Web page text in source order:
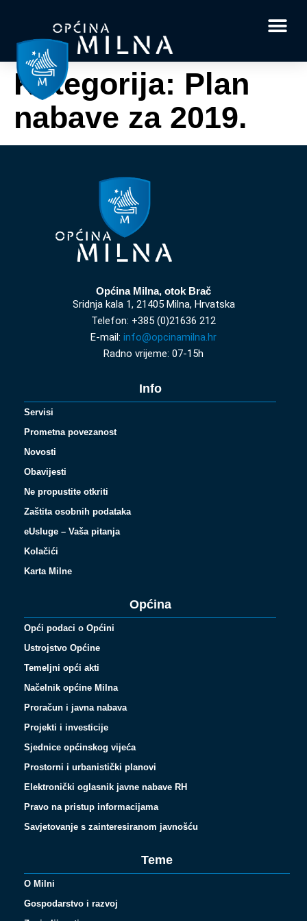
Kategorija: Plan
nabave za 2019.
Općina Milna, otok Brač
Sridnja kala 1, 21405 Milna, Hrvatska
Telefon: +385 (0)21636 212
E-mail: info@opcinamilna.hr
Radno vrijeme: 07-15h
Info
Servisi
Prometna povezanost
Novosti
Obavijesti
Ne propustite otkriti
Zaštita osobnih podataka
eUsluge – Vaša pitanja
Kolačići
Karta Milne
Općina
Opći podaci o Općini
Ustrojstvo Općine
Temeljni opći akti
Načelnik općine Milna
Proračun i javna nabava
Projekti i investicije
Sjednice općinskog vijeća
Prostorni i urbanistički planovi
Elektronički oglasnik javne nabave RH
Pravo na pristup informacijama
Savjetovanje s zainteresiranom javnošću
Teme
O Milni
Gospodarstvo i razvoj